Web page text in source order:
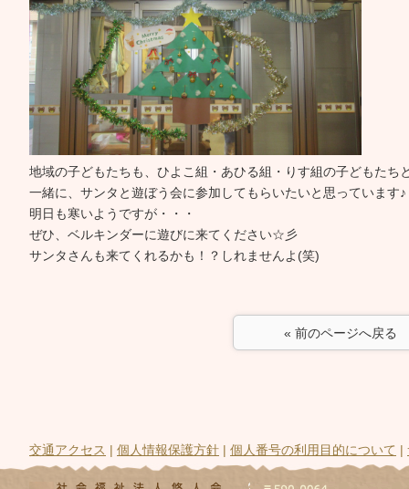
地域の子どもたちも、ひよこ組・あひる組・りす組の子どもたち
一緒に、サンタと遊ぼう会に参加してもらいたいと思っています♪
明日も寒いようですが・・・
ぜひ、ベルキンダーに遊びに来てください☆彡
サンタさんも来てくれるかも！？しれませんよ(笑)
« 前のページへ戻る
交通アクセス | 個人情報保護方針 | 個人番号の利用目的について |